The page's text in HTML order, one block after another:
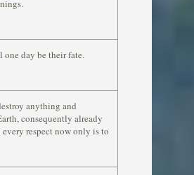
day be their fate.
anything and
consequently already
respect now only is to